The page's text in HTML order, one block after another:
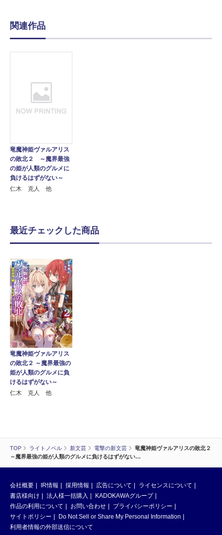
TOP ライトノベル 新文芸 電撃の新文芸
竜魔神姫ヴァルアリスの敗北２
～魔界最強の姫が人類のグルメに負けるはずがない…
関連作品
竜魔神姫ヴァルアリス
の敗北２ ～魔界最強
の姫が人類のグルメに
負けるはずがない～
仁木 克人 他
最近チェックした商品
竜魔神姫ヴァルアリス
の敗北２ ～魔界最強の
姫が人類のグルメに負
けるはずがない～
仁木 克人 他
会社概要 IR情報 採用情報 広告について
ライセンスについて
書店様向け
法人様一括購入
KADOKAWAグループ
作品の利用について
お問い合わせ
プライバシーポリシー
サイトポリシー
Do Not Sell or Share My Personal Information
利用者情報の外部送信について